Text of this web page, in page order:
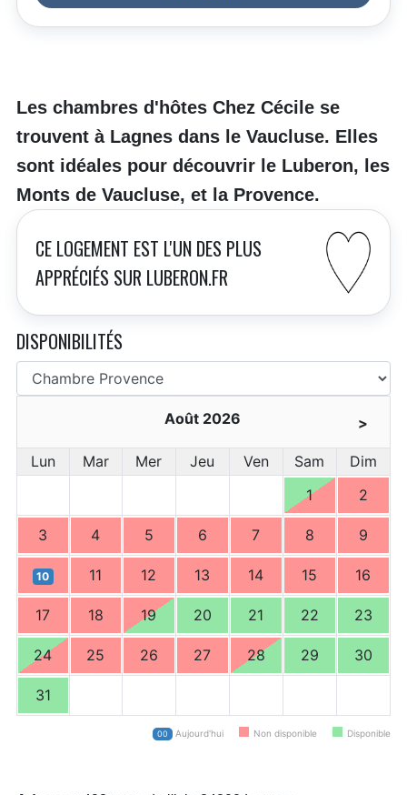
Les chambres d'hôtes Chez Cécile se
trouvent à Lagnes dans le Vaucluse. Elles
sont idéales pour découvrir le Luberon, les
Monts de Vaucluse, et la Provence.
CE LOGEMENT EST L'UN DES PLUS
APPRÉCIÉS SUR LUBERON.FR
DISPONIBILITÉS
Août 2026 >
Lun Mar Mer Jeu Ven Sam
Dim
1
2
3 4 5 6 7 8 9
10 11 12 13 14 15 16
17 18 19 20 21 22 23
24 25 26 27 28 29 30
31
00 Aujourd'hui Non disponible Disponible